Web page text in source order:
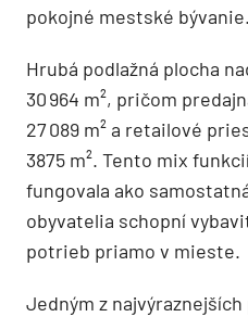
pokojné mestské bývanie.
Hrubá podlažná plocha
30 964 m², pričom
27 089 m² a retailové
3875 m². Tento mix
fungovala ako
obyvatelia schopní
potrieb priamo v mieste.
Jedným z